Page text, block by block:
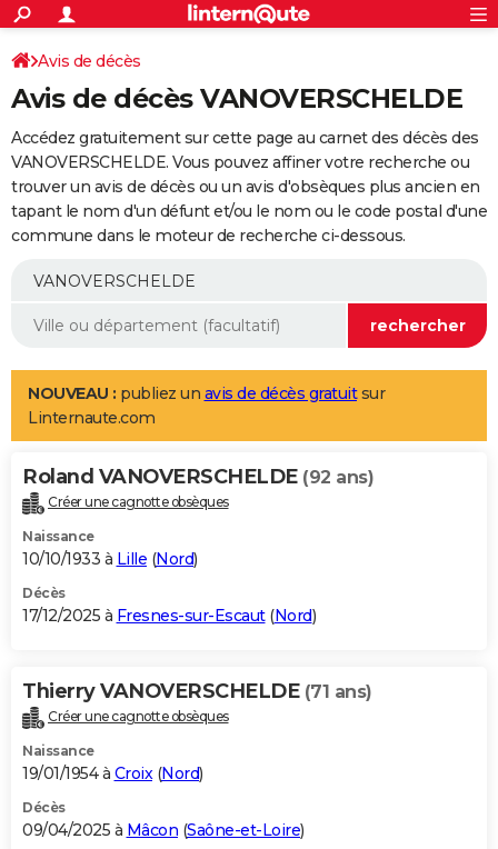
ACTUALITÉS
Politique
Société
Faits Divers
Education
Monde
Villes
+
SPORT
Coupe du monde 2026
Football
Tennis
Cyclisme
Rugby
Forum
Programme TV
TNT
Streaming
Cinéma
Sorties cinéma
Musique
+
FINANCE
Retraite
Epargne
Immobilier
Risques naturels par ville
Assurance
AUTO
Essais
Réserver un essai
Citadines
Berlines
SUV
Forum auto
+
Mobiles
Meilleur smartphone
Internet
Ordinateurs
Jeux vidéo
Guide high-tech
Aménagement intérieur
LIFESTYLE
Art de vivre
Bien-être
Loisirs
Mode
Modes de vie
Alimentation
Guide de la santé
Maladies
Médicaments
Sommeil
VOYAGE
Destinations
City break
Voyage nature
Voyage de noces
Forum
Climat
+PHOTO
GUIDES D'ACHAT
BONS PLANS
Carte de Noël
Carte Bonne année
Carte Saint-Valentin
Carte Pâques
Carte d'anniversaire
DICTIONNAIRE
Dictionnaire
Biographies
Citations
Expressions
Proverbes
PROGRAMME TV
S'inscrire
Se connecter
Lycées
Collèges
Primaires
Universités
Entreprises
Service militaire
Avis de recherche
AVIS DE DÉCÈS
Avis de décès
Avis de décès VANOVERSCHELDE
Accédez gratuitement sur cette page au carnet des décès des
VANOVERSCHELDE. Vous pouvez affiner votre recherche ou
trouver un avis de décès ou un avis d'obsèques plus ancien en
tapant le nom d'un défunt et/ou le nom ou le code postal d'une
commune dans le moteur de recherche ci-dessous.
NOUVEAU : publiez un avis de décès gratuitsur
Linternaute.com
Roland VANOVERSCHELDE (92 ans)
Créer une cagnotte obsèques
Naissance
10/10/1933 à Lille (Nord)
Décès
17/12/2025 à Fresnes-sur-Escaut(Nord)
Thierry VANOVERSCHELDE (71 ans)
Créer une cagnotte obsèques
Naissance
19/01/1954 à Croix(Nord)
Décès
09/04/2025 à Mâcon (Saône-et-Loire)